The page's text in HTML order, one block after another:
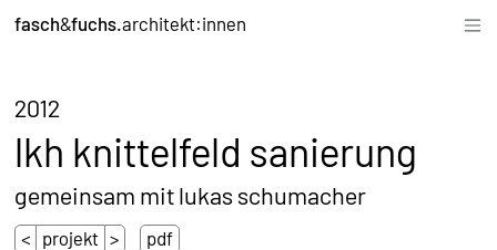
fasch&fuchs. architekt:innen
2012
lkh knittelfeld sanierung
gemeinsam mit lukas schumacher
< projekt > pdf